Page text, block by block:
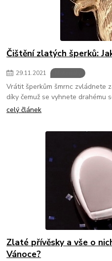
Čištění zlatých šperků:
29.11.2021
Vrátit šperkům šmrnc zvládnete
díky čemuž se vyhnete drahému
celý článek
Zlaté přívěsky a vše o
Vánoce?